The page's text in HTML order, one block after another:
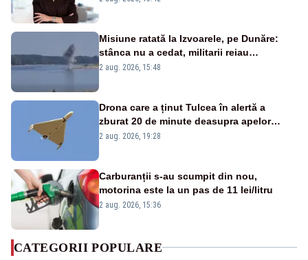
Misiune ratată la Izvoarele, pe Dunăre:
stânca nu a cedat, militarii reiau
detonările luni – VIDEO
2 aug. 2026, 15:48
Drona care a ținut Tulcea în alertă a
zburat 20 de minute deasupra apelor
României. Au fost ridicate două F-16
2 aug. 2026, 19:28
Carburanții s-au scumpit din nou,
motorina este la un pas de 11 lei/litru
2 aug. 2026, 15:36
CATEGORII POPULARE